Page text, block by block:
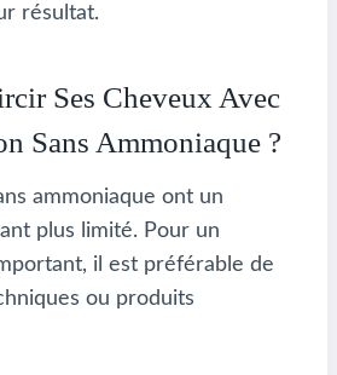
résultat.
Ses Cheveux Avec
Sans Ammoniaque ?
ammoniaque ont un
plus limité. Pour un
il est préférable de
ou produits